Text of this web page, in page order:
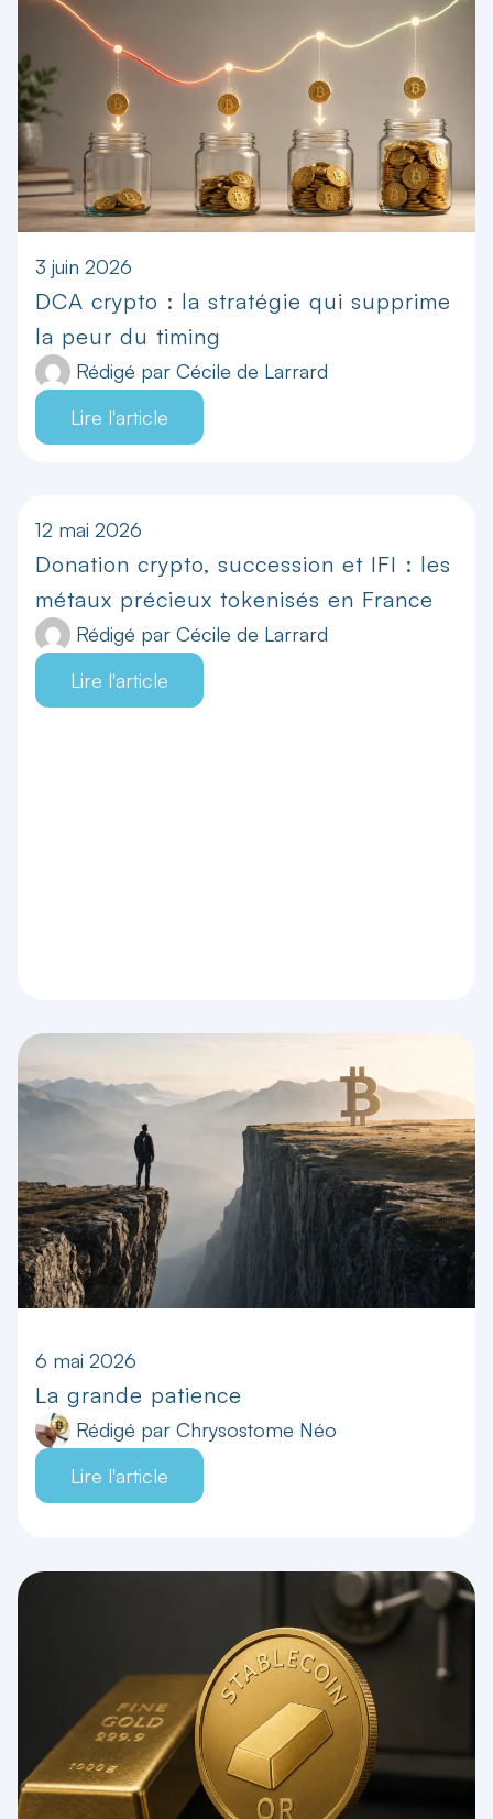
3 juin 2026
DCA crypto : la stratégie qui supprime
la peur du timing
Rédigé par Cécile de Larrard
Lire l'article
12 mai 2026
Donation crypto, succession et IFI : les
métaux précieux tokenisés en France
Rédigé par Cécile de Larrard
Lire l'article
6 mai 2026
La grande patience
Rédigé par Chrysostome Néo
Lire l'article